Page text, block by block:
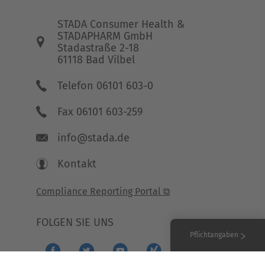
STADA Consumer Health &
STADAPHARM GmbH
Stadastraße 2-18
61118 Bad Vilbel
Telefon 06101 603-0
Fax 06101 603-259
info@stada.de
Kontakt
Compliance Reporting Portal ⧉
FOLGEN SIE UNS
Pflichtangaben